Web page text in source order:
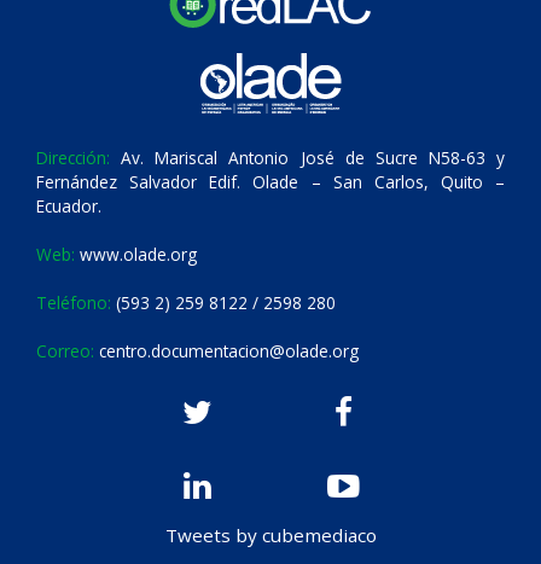
Dirección: Av. Mariscal Antonio José de Sucre N58-63 y
Fernández Salvador Edif. Olade – San Carlos, Quito –
Ecuador.
Web: www.olade.org
Teléfono: (593 2) 259 8122 / 2598 280
Correo: centro.documentacion@olade.org
Tweets by cubemediaco